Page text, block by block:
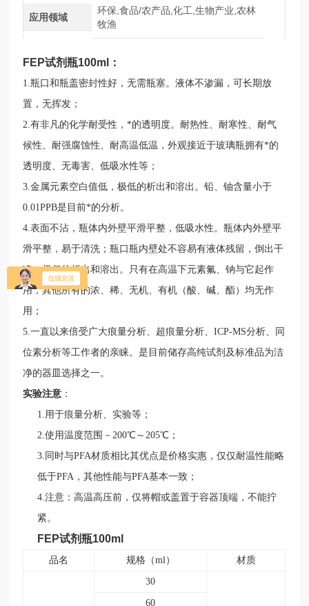
应用领域
环保,食品/农产品,化工,生物产业,农林
牧渔
FEP试剂瓶100ml ：
1.瓶口和瓶盖密封性好，无需瓶塞。液体不渗漏，可长期放
置，无挥发；
2.有非凡的化学耐受性，*的透明度。耐热性、耐寒性、耐气
候性、耐强腐蚀性、耐高温低温，外观接近于玻璃瓶拥有*的
透明度、无毒害、低吸水性等；
3.金属元素空白值低，极低的析出和溶出。铅、铀含量小于
0.01PPB是目前*的分析。
4.表面不沾，瓶体内外壁平滑平整，低吸水性。瓶体内外壁平
滑平整，易于清洗；瓶口瓶内壁处不容易有液体残留，倒出干
净，极低的析出和溶出。只有在高温下元素氟、钠与它起作
用，其他所有的浓、稀、无机、有机（酸、碱、酯）均无作
用；
5.一直以来倍受广大痕量分析、超痕量分析、ICP-MS分析、同
位素分析等工作者的亲睐。是目前储存高纯试剂及标准品为洁
净的器皿选择之一。
实验注意 ：
1.用于痕量分析、实验等；
2.使用温度范围－200℃～205℃；
3.同时与PFA材质相比其优点是价格实惠，仅仅耐温性能略
低于PFA，其他性能与PFA基本一致；
4 .注意：高温高压前，仅将帽或盖置于容器顶端，不能拧
紧。
FEP试剂瓶100ml
品名 规格（ml） 材质
30
60